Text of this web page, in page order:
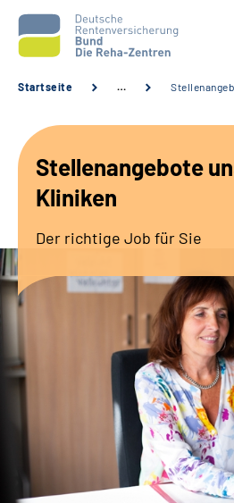
Unsere Kliniken
Sozialdienste & Zuweisende
Erweiterte Suche
Gebärdensprache
Leichte Sprache
Startseite …
Stellenangebote
Kliniken
Der richtige Job für Sie